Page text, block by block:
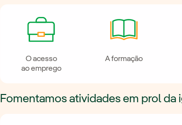
O acesso
ao emprego
A formação
Fomentamos atividades em prol da